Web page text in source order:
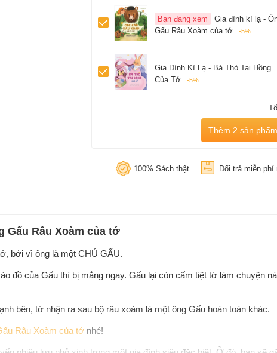
Bạn đang xem
Gia đình kì lạ -
Gấu Râu Xoàm của tớ
-5%
Gia Đình Kì Lạ - Bà Thỏ Tai Hồng
Của Tớ
-5%
Thêm 2 sản
100% Sách thật Đổi trả miễn phí
Gấu Râu Xoàm của tớ
bởi vì ông là một CHÚ GẤU.
đồ của Gấu thì bị mắng ngay. Gấu lại còn cấm tiệt tớ làm chuyện
bên, tớ nhận ra sau bộ râu xoàm là một ông Gấu hoàn toàn khác.
Râu Xoàm của tớ nhé!